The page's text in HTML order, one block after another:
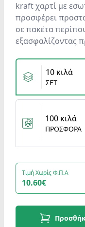
kraft χαρτί με
προσφέρει
σε πακέτα
εξασφαλίζοντας
Variants
10 κιλά
ΣΕΤ
100 κιλά
ΠΡΟΣΦΟΡΑ
Τιμή Χωρίς Φ.Π.Α
10.60€